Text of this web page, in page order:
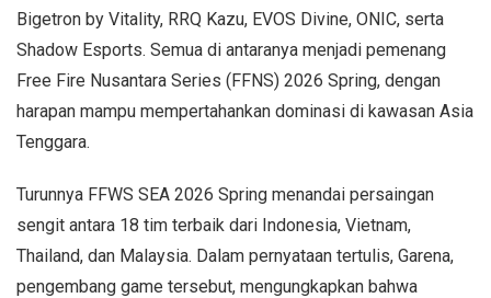
Bigetron by Vitality, RRQ Kazu, EVOS Divine, ONIC, serta
Shadow Esports. Semua di antaranya menjadi pemenang
Free Fire Nusantara Series (FFNS) 2026 Spring, dengan
harapan mampu mempertahankan dominasi di kawasan Asia
Tenggara.
Turunnya FFWS SEA 2026 Spring menandai persaingan
sengit antara 18 tim terbaik dari Indonesia, Vietnam,
Thailand, dan Malaysia. Dalam pernyataan tertulis, Garena,
pengembang game tersebut, mengungkapkan bahwa